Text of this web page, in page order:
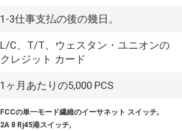
1-3仕事支払の後の幾日。
L/C、T/T、ウェスタン・ユニオンの
クレジット カード
1ヶ月あたりの5,000 PCS
FCCの単一モード繊維のイーサネット スイッチ,
2A 8 Rj45港スイッチ,